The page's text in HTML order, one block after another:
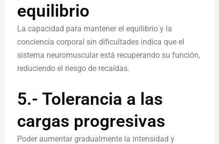
equilibrio
La capacidad para mantener el equilibrio y la
conciencia corporal sin dificultades indica que el
sistema neuromuscular está recuperando su función,
reduciendo el riesgo de recaídas.
5.- Tolerancia a las
cargas progresivas
Poder aumentar gradualmente la intensidad y